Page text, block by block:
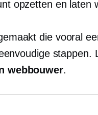
opzetten en laten
die vooral
stappen.
webbouwer.